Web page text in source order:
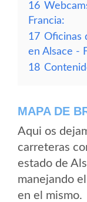
16
Francia:
17 Oficinas
en Alsace -
18
MAPA DE
Aqui os
carreteras
estado de
manejando
en el mismo.